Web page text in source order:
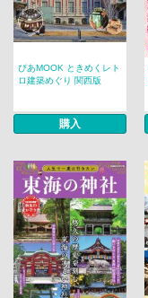
ぴあMOOK ときめくレト
ロ建築めぐり 関西版
購入